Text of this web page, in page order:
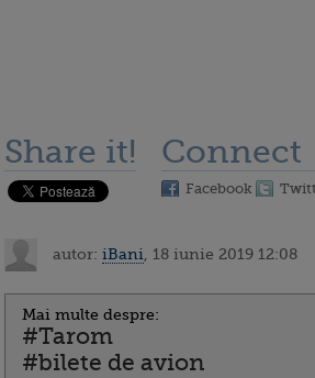
Share it! Connect
Facebook
autor: iBani , 18 iunie 2019 12:08
Mai multe despre:
#Tarom
#bilete de avion